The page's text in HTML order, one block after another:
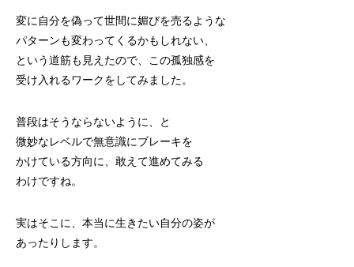
変に自分を偽って世間に媚びを売るような
パターンも変わってくるかもしれない、
という道筋も見えたので、この孤独感を
受け入れるワークをしてみました。
普段はそうならないように、と
微妙なレベルで無意識にブレーキを
かけている方向に、敢えて進めてみる
わけですね。
実はそこに、本当に生きたい自分の姿が
あったりします。